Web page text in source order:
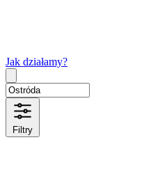
Jak działamy?
Filtry